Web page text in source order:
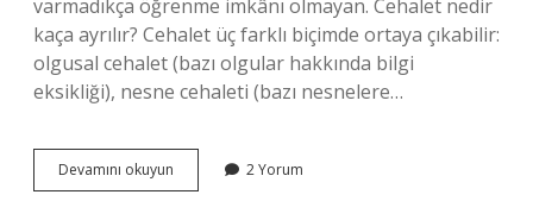
varmadıkça öğrenme imkânı olmayan. Cehalet nedir
kaça ayrılır? Cehalet üç farklı biçimde ortaya çıkabilir:
olgusal cehalet (bazı olgular hakkında bilgi
eksikliği), nesne cehaleti (bazı nesnelere…
Devamını okuyun
Ne
2 Yorum